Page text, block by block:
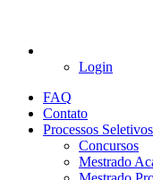
Login
FAQ
Contato
Processos Seletivos
Concursos
Mestrado